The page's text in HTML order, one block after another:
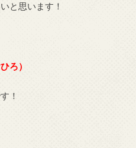
と思います！
ろ）
！